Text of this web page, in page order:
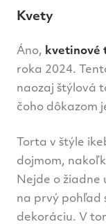
Kvety
Áno, kvetinové
roka 2024.
naozaj štýlová
čoho dôkazom
Torta v štýle
dojmom,
Nejde o žiadne
na prvý pohľad
dekoráciu. V